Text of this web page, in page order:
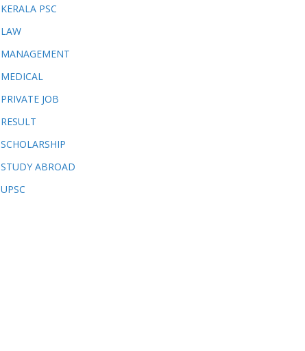
KERALA PSC
LAW
MANAGEMENT
MEDICAL
PRIVATE JOB
RESULT
SCHOLARSHIP
STUDY ABROAD
UPSC